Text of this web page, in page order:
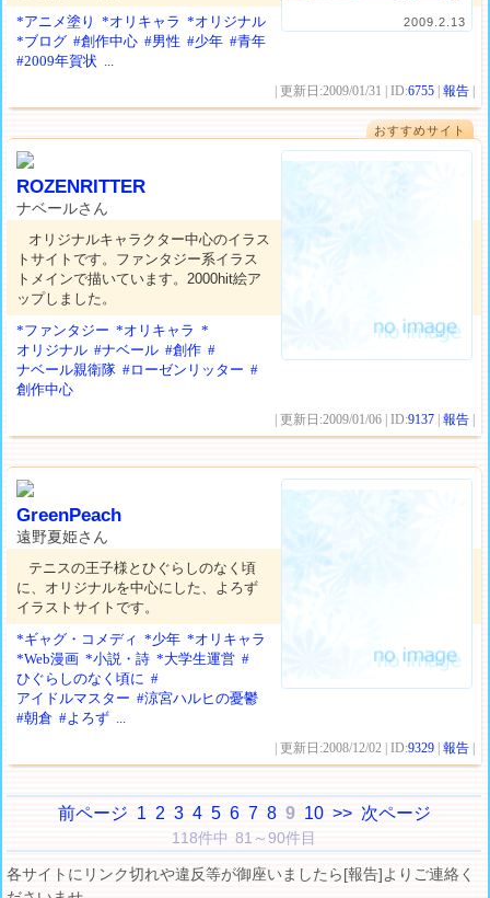
2009.2.13
*アニメ塗り
*オリキャラ *オリジナル
*ブログ #創作中心 #男性 #少年 #青年
#2009年賀状 ...
| 更新日:2009/01/31 | ID:6755 |報告
おすすめサイト
ROZENRITTER
ナベールさん
オリジナルキャラクター中心のイラス
トサイトです。ファンタジー系イラス
トメインで描いています。2000hit絵ア
ップしました。
*ファンタジー *オリキャラ *
オリジナル #ナベール #創作 #
ナベール親衛隊 #ローゼンリッター #
創作中心
| 更新日:2009/01/06 | ID:9137 |報告
GreenPeach
遠野夏姫さん
テニスの王子様とひぐらしのなく頃
に、オリジナルを中心にした、よろず
イラストサイトです。
*ギャグ・コメディ *少年 *オリキャラ
*Web漫画 *小説・詩 *大学生運営 #
ひぐらしのなく頃に #
アイドルマスター #涼宮ハルヒの憂鬱
#朝倉 #よろず ...
| 更新日:2008/12/02 | ID:9329 |報告
前ページ 1 2 3 4 5 6 7 8 9 10 >> 次ページ
118件中 81～90件目
各サイトにリンク切れや違反等が御座いましたら[報告]よりご連絡く